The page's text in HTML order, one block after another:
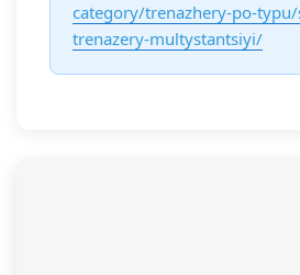
category/trenazhery-po-
trenazery-multystantsiyi/